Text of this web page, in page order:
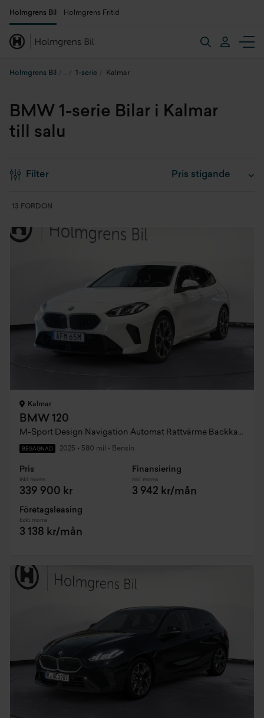
Holmgrens Bil Holmgrens Fritid
Holmgrens Bil 1-serie Kalmar
BMW 1-serie Bilar i Kalmar
till salu
Filter
13 FORDON
Kalmar
BMW 120
M-Sport Design Navigation Automat Rattvärme Backkamera 18
BEGAGNAD 2025 • 580 mil • Bensin
Pris
Inkl. moms
339 900 kr
Finansiering
Inkl. moms
3 942 kr/mån
Företagsleasing
Exkl. moms
3 138 kr/mån